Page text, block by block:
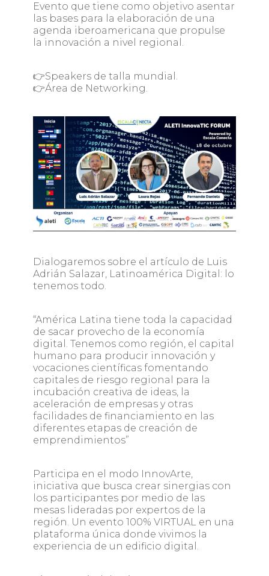
Evento que tiene como objetivo asentar
las bases para la elaboración de una
agenda iberoamericana que propulse
la innovación a nivel regional.
👉Speakers de talla mundial.
👉Área de Networking.
Dialogaremos sobre el artículo de Luis
Adrián Salazar, Latinoamérica Digital: lo
tenemos todo.
“América Latina tiene toda la capacidad
de sacar provecho de la economía
digital. Tenemos como región, el capital
humano para producir innovación y
vocaciones científicas fomentando
capitales de riesgo regional para la
incubación creativa de ideas, la
aceleración de empresas y otras
facilidades de financiamiento en las
diferentes etapas de creación de
emprendimientos”
Participa en el modo InnovArte,
iniciativa que busca crear sinergias con
los participantes por medio de las
mesas lideradas por expertos de la
región. Un evento 100% VIRTUAL en una
plataforma única donde vivimos la
experiencia de un edificio digital.